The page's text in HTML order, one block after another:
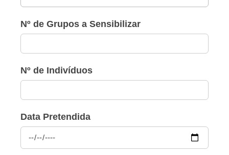
Nº de Grupos a Sensibilizar
Nº de Indivíduos
Data Pretendida